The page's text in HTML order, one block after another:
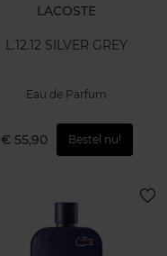
LACOSTE
L.12.12 SILVER GREY
Eau de Parfum
€ 55,90 Bestel nu!